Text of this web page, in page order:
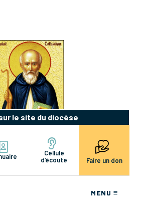
le site du diocèse
Cellule
d’écoute
Faire un don